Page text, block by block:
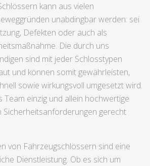
kann aus vielen
unabdingbar werden: sei
Defekten oder auch als
Die durch uns
sind mit jeder Schlosstypen
und können somit gewährleisten,
sowie wirkungsvoll umgesetzt wird.
Team einzig und allein hochwertige
Sicherheitsanforderungen gerecht
von Fahrzeugschlössern sind eine
Dienstleistung. Ob es sich um